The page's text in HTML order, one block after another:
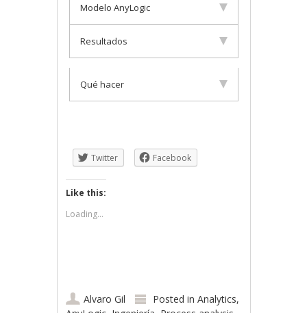
Modelo AnyLogic
Resultados
Qué hacer
Twitter Facebook
Like this:
Loading...
Alvaro Gil Posted inAnalytics,